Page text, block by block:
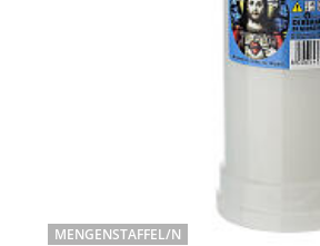
MENGENSTAFFEL/N